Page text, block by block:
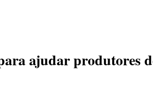
ajudar produtores